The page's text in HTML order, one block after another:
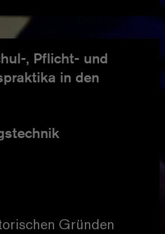
und
Carolin Amlinger und
, Pflicht- und
in den
Gründen